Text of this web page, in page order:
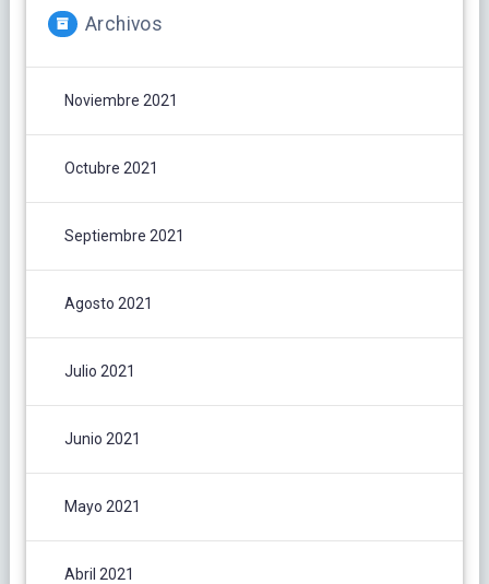
Archivos
Noviembre 2021
Octubre 2021
Septiembre 2021
Agosto 2021
Julio 2021
Junio 2021
Mayo 2021
Abril 2021